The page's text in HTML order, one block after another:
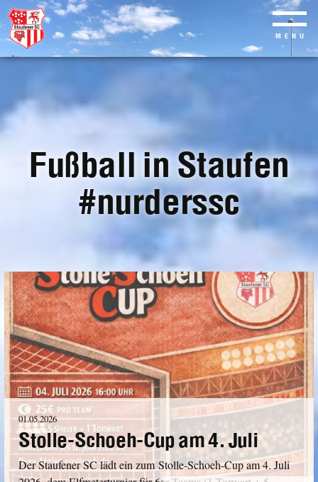
Skip
content
MENU
Fußball in Staufen
#nurderssc
01.05.2026
Stolle-Schoeh-Cup am 4. Juli
Der Staufener SC lädt ein zum Stolle-Schoeh-Cup am 4. Juli